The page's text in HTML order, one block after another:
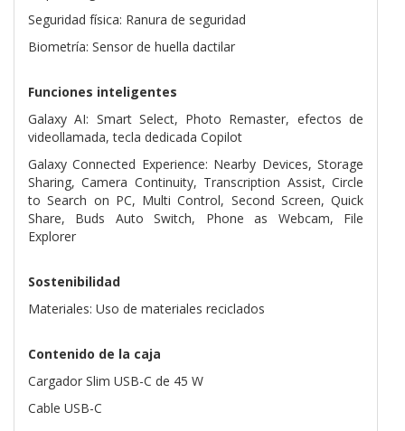
Seguridad física: Ranura de seguridad
Biometría: Sensor de huella dactilar
Funciones inteligentes
Galaxy AI: Smart Select, Photo Remaster, efectos de
videollamada, tecla dedicada Copilot
Galaxy Connected Experience: Nearby Devices, Storage
Sharing, Camera Continuity, Transcription Assist, Circle
to Search on PC, Multi Control, Second Screen, Quick
Share, Buds Auto Switch, Phone as Webcam, File
Explorer
Sostenibilidad
Materiales: Uso de materiales reciclados
Contenido de la caja
Cargador Slim USB-C de 45 W
Cable USB-C